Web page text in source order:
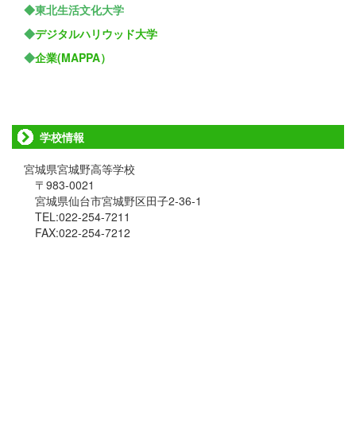
◆東北生活文化大学
◆デジタルハリウッド大学
◆企業(MAPPA）
学校情報
宮城県宮城野高等学校
〒983-0021
宮城県仙台市宮城野区田子2-36-1
TEL:022-254-7211
FAX:022-254-7212